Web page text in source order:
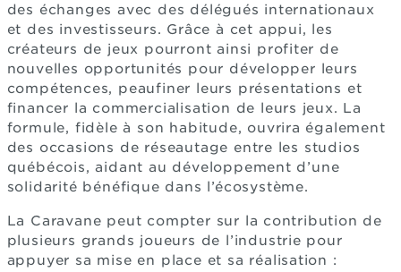
des échanges avec des délégués internationaux
et des investisseurs. Grâce à cet appui, les
créateurs de jeux pourront ainsi profiter de
nouvelles opportunités pour développer leurs
compétences, peaufiner leurs présentations et
financer la commercialisation de leurs jeux. La
formule, fidèle à son habitude, ouvrira également
des occasions de réseautage entre les studios
québécois, aidant au développement d’une
solidarité bénéfique dans l’écosystème.
La Caravane peut compter sur la contribution de
plusieurs grands joueurs de l’industrie pour
appuyer sa mise en place et sa réalisation :